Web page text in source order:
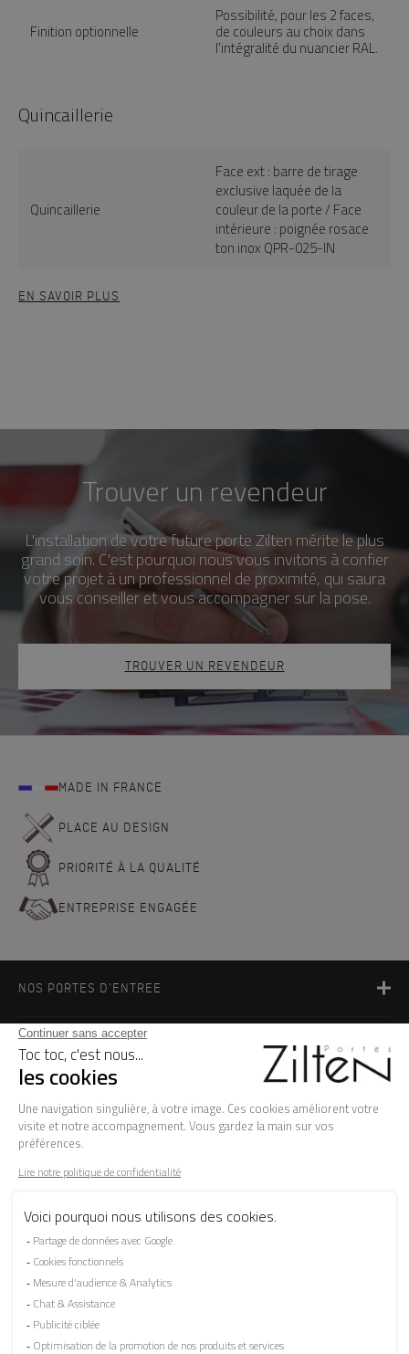
Finition optionnelle
Possibilité, pour les 2 faces,
de couleurs au choix dans
l'intégralité du nuancier RAL.
Quincaillerie
Quincaillerie
Face ext : barre de tirage
exclusive laquée de la
couleur de la porte / Face
intérieure : poignée rosace
ton inox QPR-025-IN
EN SAVOIR PLUS
Trouver un revendeur
L'installation de votre future porte Zilten mérite le plus
grand soin. C'est pourquoi nous vous invitons à confier
votre projet à un professionnel de proximité, qui saura
vous conseiller et vous accompagner sur la pose.
TROUVER UN REVENDEUR
MADE IN FRANCE
PLACE AU DESIGN
PRIORITÉ À LA QUALITÉ
ENTREPRISE ENGAGÉE
NOS PORTES D'ENTREE
FAQ
Les garanties
Le SAV
Besoin d'informations ? Nos conseillers
CONTACTEZ-NOUS
SUIVEZ-NOUS SUR LES RÉSEAUX SOCIAUX !